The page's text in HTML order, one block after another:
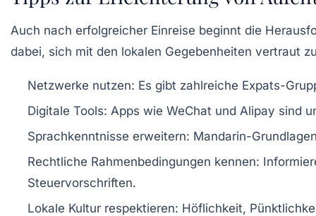
Auch nach erfolgreicher Einreise beginnt die
dabei, sich mit den lokalen Gegebenheiten vertraut
Netzwerke nutzen: Es gibt zahlreiche Expats-
Digitale Tools: Apps wie WeChat und Alipay sind
Sprachkenntnisse erweitern: Mandarin-
Rechtliche Rahmenbedingungen kennen:
Steuervorschriften.
Lokale Kultur respektieren: Höflichkeit,